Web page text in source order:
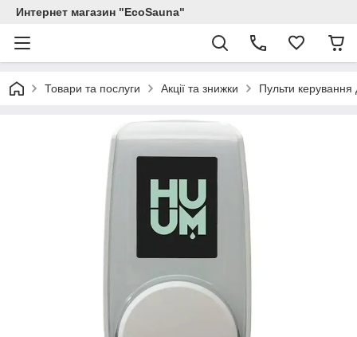
Интернет магазин "EcoSauna"
Товари та послуги Акції та знижки Пульти керування